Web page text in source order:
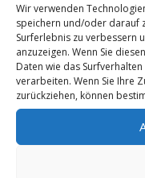
Wir verwenden
speichern und/oder darauf
Surferlebnis zu verbessern
anzuzeigen. Wenn Sie
Daten wie das
verarbeiten. Wenn Sie Ihre
zurückziehen, können
Giuliano
"Force du